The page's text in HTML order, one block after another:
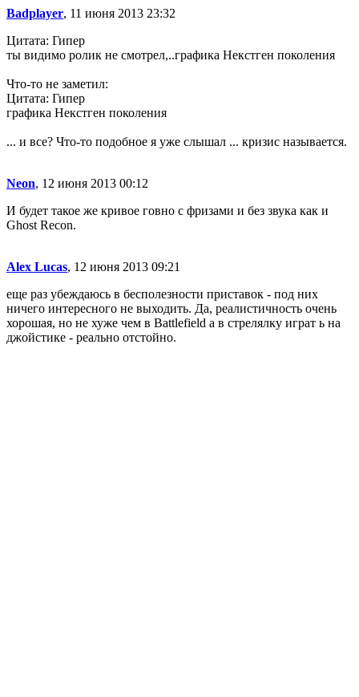
Badplayer, 11 июня 2013 23:32
Цитата: Гипер
ты видимо ролик не смотрел,..графика Некстген поколения
Что-то не заметил:
Цитата: Гипер
графика Некстген поколения
... и все? Что-то подобное я уже слышал ... кризис называется.
Neon, 12 июня 2013 00:12
И будет такое же кривое говно с фризами и без звука как и
Ghost Recon.
Alex Lucas, 12 июня 2013 09:21
еще раз убеждаюсь в бесполезности приставок - под них
ничего интересного не выходить. Да, реалистичность очень
хорошая, но не хуже чем в Battlefield а в стрелялку играт ь на
джойстике - реально отстойно.